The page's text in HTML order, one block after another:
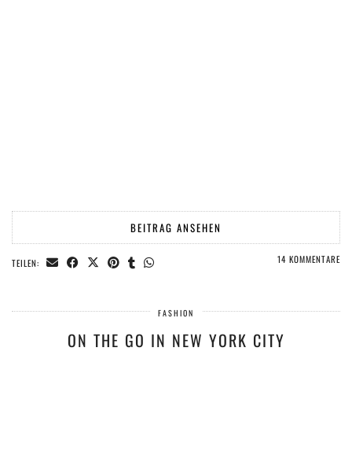
BEITRAG ANSEHEN
TEILEN: 14 KOMMENTARE
FASHION
ON THE GO IN NEW YORK CITY